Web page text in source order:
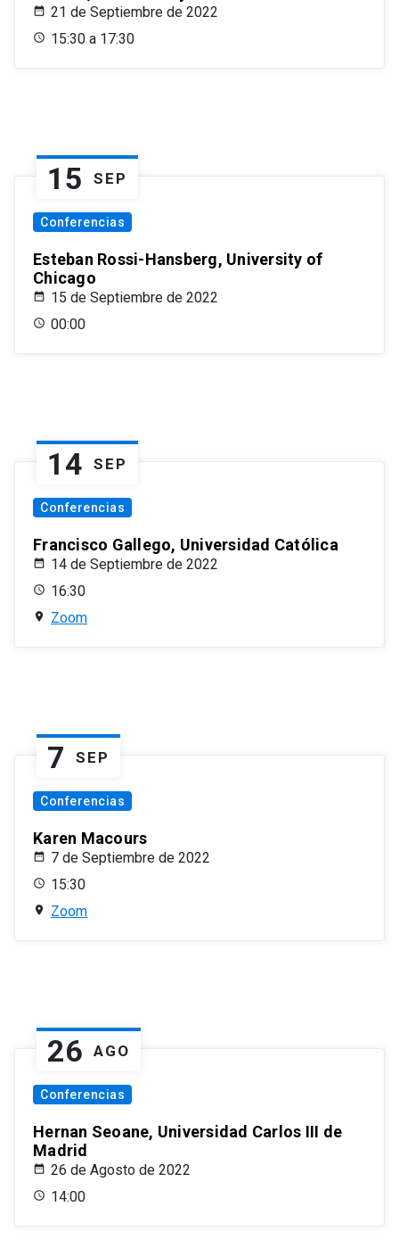
21 de Septiembre de 2022
15:30 a 17:30
15 SEP
Conferencias
Esteban Rossi-Hansberg, University of
Chicago
15 de Septiembre de 2022
00:00
14 SEP
Conferencias
Francisco Gallego, Universidad Católica
14 de Septiembre de 2022
16:30
Zoom
7 SEP
Conferencias
Karen Macours
7 de Septiembre de 2022
15:30
Zoom
26 AGO
Conferencias
Hernan Seoane, Universidad Carlos III de
Madrid
26 de Agosto de 2022
14:00